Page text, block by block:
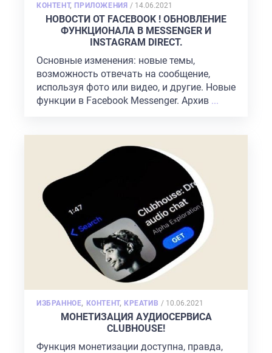
КОНТЕНТ, ПРИЛОЖЕНИЯ / POSTED
ON
14.06.2021
НОВОСТИ ОТ FACEBOOK ! ОБНОВЛЕНИЕ
ФУНКЦИОНАЛА В MESSENGER И
INSTAGRAM DIRECT.
Основные изменения: новые темы,
возможность отвечать на сообщение,
используя фото или видео, и другие. Новые
функции в Facebook Messenger. Архив ...
ИЗБРАННОЕ, КОНТЕНТ, КРЕАТИВ / POSTED
ON
10.06.2021
МОНЕТИЗАЦИЯ АУДИОСЕРВИСА
CLUBHOUSE!
Функция монетизации доступна, правда,